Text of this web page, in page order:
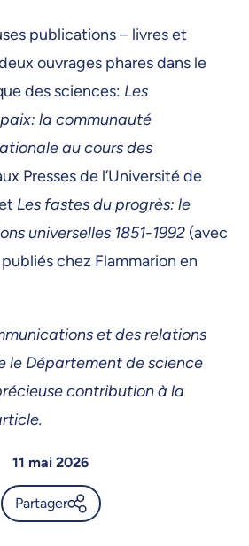
publications – livres et
ouvrages phares dans le
des sciences: Les
la communauté
au cours des
Presses de l’Université de
Les fastes du progrès: le
universelles 1851-1992 (avec
chez Flammarion en
et des relations
le Département de science
contribution à la
11 mai 2026
Partager